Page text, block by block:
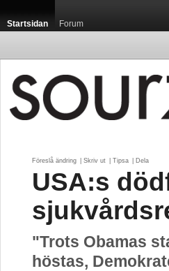
Startsidan Forum
Föreslå ändring Skriv ut Tipsa Dela
USA:s
"Trots Obamas
höstas,